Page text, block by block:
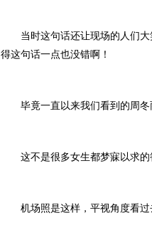
当时这句话还让现场的人们
得这句话一点也没错啊！
毕竟一直以来我们看到的周
这不是很多女生都梦寐以求
机场照是这样，平视角度看